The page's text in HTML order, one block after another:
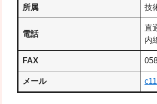
所属 技
電話
直
内
FAX
メール